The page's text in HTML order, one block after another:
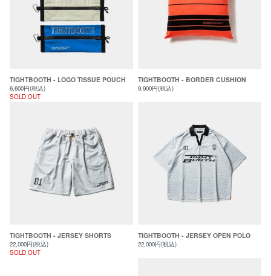
TIGHTBOOTH - LOGO TISSUE POUCH
6,600円(税込)
SOLD OUT
TIGHTBOOTH - BORDER CUSHION
9,900円(税込)
TIGHTBOOTH - JERSEY SHORTS
22,000円(税込)
SOLD OUT
TIGHTBOOTH - JERSEY OPEN POLO
22,000円(税込)